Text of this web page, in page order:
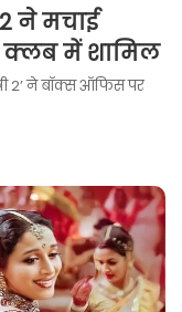
ने मचाई
क्लब में शामिल
2’ ने बॉक्स ऑफिस पर